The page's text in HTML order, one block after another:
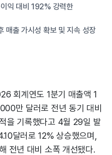
익 대비 192% 강력한
매출 가시성 확보 및 지속 성장
회계연도 1분기 매출액 1
만 달러로 전년 동기 대비
을 기록했다고 4월 29일 발
달러로 12% 상승했으며,
전년 대비 소폭 개선됐다.